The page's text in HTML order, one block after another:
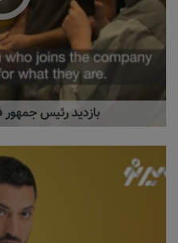
بازدید رئیس جمهور